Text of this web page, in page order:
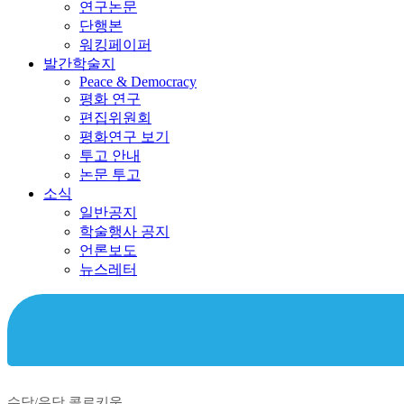
연구논문
단행본
워킹페이퍼
발간학술지
Peace & Democracy
평화 연구
편집위원회
평화연구 보기
투고 안내
논문 투고
소식
일반공지
학술행사 공지
언론보도
뉴스레터